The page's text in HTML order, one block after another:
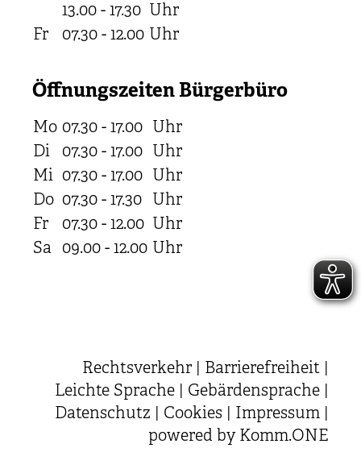
13.00 - 17.30 Uhr
Fr
07.30 - 12.00 Uhr
Öffnungszeiten Bürgerbüro
Mo 07.30 - 17.00 Uhr
Di
07.30 - 17.00 Uhr
Mi 07.30 - 17.00 Uhr
Do 07.30 - 17.30 Uhr
Fr
07.30 - 12.00 Uhr
Sa 09.00 - 12.00 Uhr
Rechtsverkehr Barrierefreiheit
Leichte Sprache
Gebärdensprache
Datenschutz
Cookies Impressum
powered by Komm.ONE